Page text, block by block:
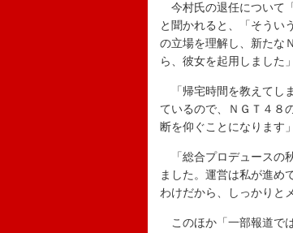
今村氏の退任について
と聞かれると、「そうい
の立場を理解し、新たな
ら、彼女を起用しました
「帰宅時間を教えてし
ているので、ＮＧＴ４８
断を仰ぐことになります
「総合プロデュースの
ました。運営は私が進め
わけだから、しっかりと
このほか「一部報道で